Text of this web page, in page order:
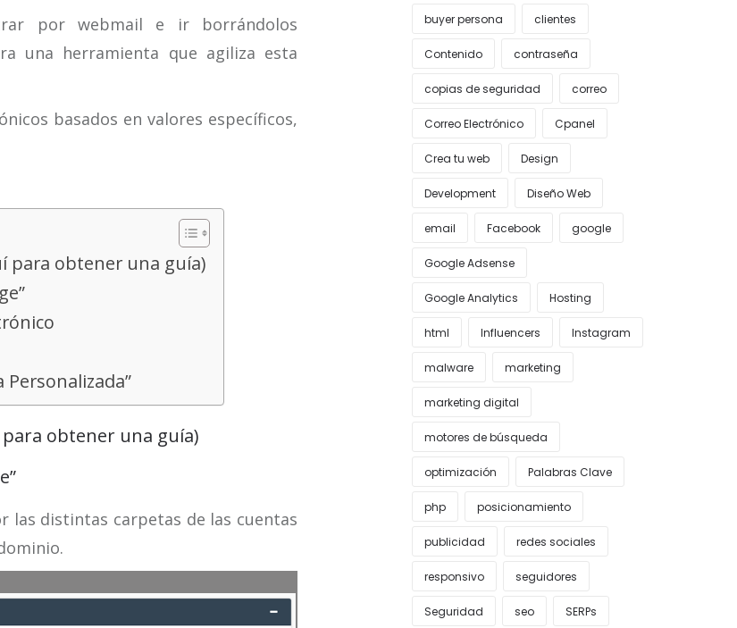
por webmail e ir borrándolos
una herramienta que agiliza esta
basados en valores específicos,
para obtener una guía)
para obtener una guía)
las distintas carpetas de las cuentas
buyer persona clientes
Contenido contraseña
copias de seguridad correo
Correo Electrónico Cpanel
Crea tu web Design
Development Diseño Web
email Facebook google
Google Adsense
Google Analytics Hosting
html Influencers Instagram
malware marketing
marketing digital
motores de búsqueda
optimización Palabras Clave
php posicionamiento
publicidad redes sociales
responsivo seguidores
Seguridad seo SERPs